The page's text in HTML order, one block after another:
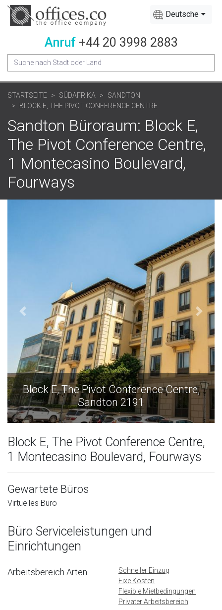
Deutsche
Anruf +44 20 3998 2883
STARTSEITE SÜDAFRIKA
SANDTON
BLOCK E, THE PIVOT CONFERENCE CENTRE
Sandton Büroraum: Block E,
The Pivot Conference Centre,
1 Montecasino Boulevard,
Fourways
Block E, The Pivot Conference Centre,
Sandton 2191
Block E, The Pivot Conference Centre,
1 Montecasino Boulevard, Fourways
Gewartete Büros
Virtuelles Büro
Büro Serviceleistungen und
Einrichtungen
Arbeitsbereich Arten
Schneller Einzug
Fixe Kosten
Flexible Mietbedingungen
Privater Arbeitsbereich